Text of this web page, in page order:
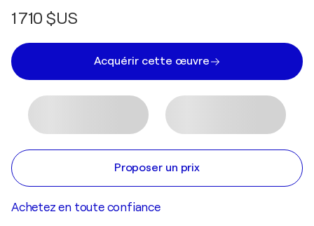
1 710 $US
Acquérir cette œuvre
Proposer un prix
Achetez en toute confiance